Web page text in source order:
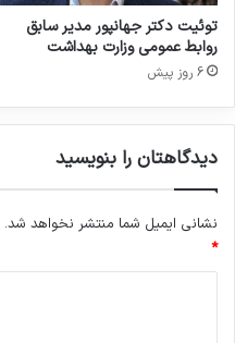
م
ا
ن
ذ
و
ر
و
ک
ی
م
ر
ی
ح
م
ا
توئیت دکتر جهانپور مدیر سابق
روابط عمومی وزارت بهداشت
6 روز پیش
دیدگاهتان را بنویسید
نشانی ایمیل شما منتشر نخواهد شد.
*